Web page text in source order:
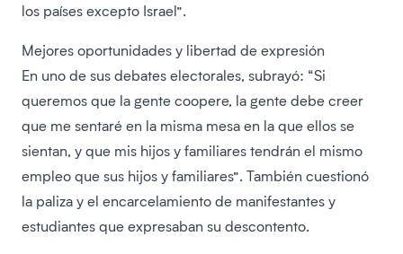
los países excepto Israel”.
Mejores oportunidades y libertad de expresión
En uno de sus debates electorales, subrayó: “Si
queremos que la gente coopere, la gente debe creer
que me sentaré en la misma mesa en la que ellos se
sientan, y que mis hijos y familiares tendrán el mismo
empleo que sus hijos y familiares”. También cuestionó
la paliza y el encarcelamiento de manifestantes y
estudiantes que expresaban su descontento.